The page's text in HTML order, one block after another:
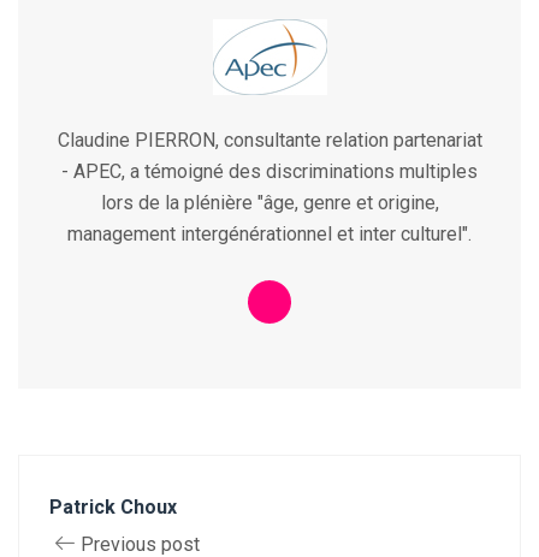
Claudine PIERRON, consultante relation partenariat
- APEC, a témoigné des discriminations multiples
lors de la plénière "âge, genre et origine,
management intergénérationnel et inter culturel".
Patrick Choux
Previous post